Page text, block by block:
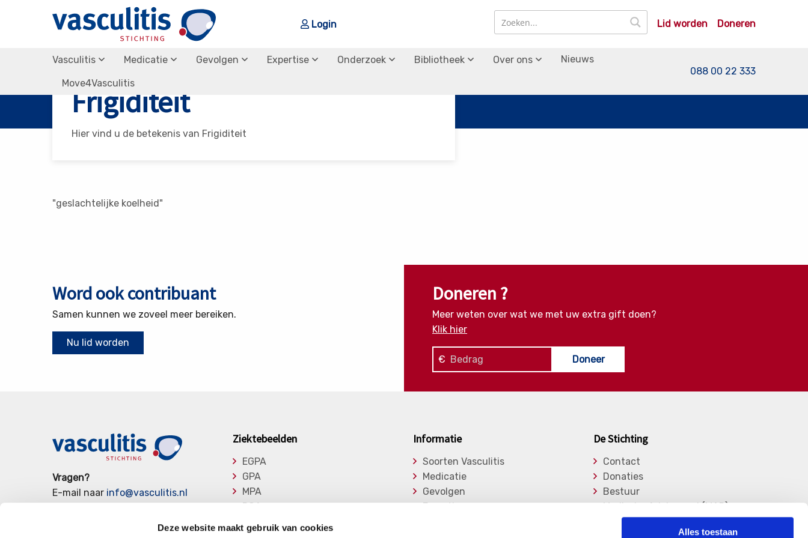
Deze website maakt gebruik van cookies Alles toestaan
Login
Zoek
Lid worden Doneren
Vasculitis Medicatie Gevolgen Expertise Onderzoek Bibliotheek Over ons Nieuws
Move4Vasculitis
088 00 22 333
Frigiditeit
Hier vind u de betekenis van Frigiditeit
"geslachtelijke koelheid"
Word ook contribuant
Samen kunnen we zoveel meer bereiken.
Nu lid worden
Doneren ?
Meer weten over wat we met uw extra gift doen?
Klik hier
€ Doneer
Vragen?
E-mail naar info@vasculitis.nl
Elke werkdag van 10:00 – 17:00
Ziektebeelden
EGPA
GPA
MPA
RCA
Takayasu
Informatie
Soorten Vasculitis
Medicatie
Gevolgen
Expertise
De Stichting
Contact
Donaties
Bestuur
Medische Adviesraad (MAR)
Lid worden